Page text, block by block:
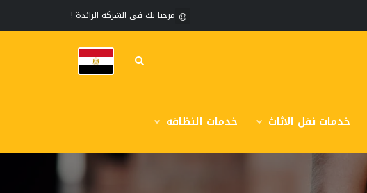
مرحبا بك فى الشركة الرائدة !
خدمات نقل الاثاث خدمات النظافه